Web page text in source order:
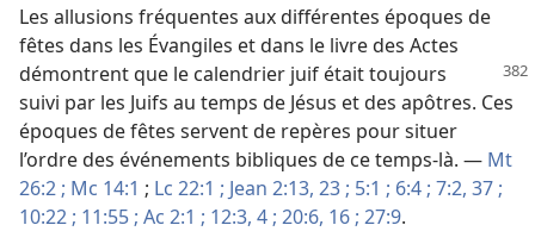
Les allusions fréquentes aux différentes époques de
fêtes dans les Évangiles et dans le livre des Actes
démontrent que le calendrier juif était toujours
suivi par les Juifs au temps de Jésus et des apôtres. Ces
époques de fêtes servent de repères pour situer
l’ordre des événements bibliques de ce temps-là. — Mt
26:2 ; Mc 14:1 ; Lc 22:1 ; Jean 2:13, 23 ; 5:1 ; 6:4 ; 7:2, 37 ;
10:22 ; 11:55 ; Ac 2:1 ; 12:3, 4 ; 20:6, 16 ; 27:9.